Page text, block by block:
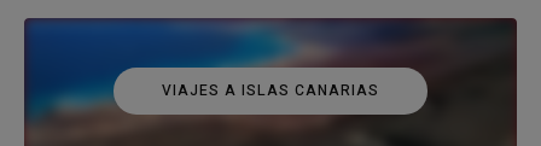
VIAJES A ISLAS CANARIAS